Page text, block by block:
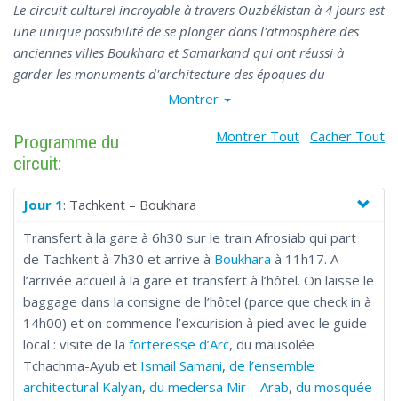
Le circuit culturel incroyable à travers Ouzbékistan à 4 jours est
une unique possibilité de se plonger dans l'atmosphère des
anciennes villes Boukhara et Samarkand qui ont réussi à
garder les monuments d'architecture des époques du
gouvernement de dynasties puissantes du Moyen Age. Le
célèbre place Reguistan - le centre de la capitale de l'empire
puissant fondé par Tamerlan, de l'ensemble Chakhi-Zinda, l'un
Kussam ibn Abbas, cousin d'un prophète Mukhammad, du
vous visiterez Saint Boukhara. Plus de deux mille ans, cette
ville, l'un des piliers de l'Islam a obtenu son apparence
exceptionnelle. Le mausolée Samanides, le minaret Kalyan, la
citadelle Arc et la bassin Lyabi-Khauz sont des constructions de
culte et sont les symboles de Boukhara.
Montrer
Programme du
circuit:
Montrer Tout Cacher Tout
Jour 1: Tachkent – Boukhara
Transfert à la gare à 6h30 sur le train Afrosiab qui part
de Tachkent à 7h30 et arrive à Boukhara à 11h17. A
l’arrivée accueil à la gare et transfert à l’hôtel. On laisse le
baggage dans la consigne de l’hôtel (parce que check in à
14h00) et on commence l’excurision à pied avec le guide
local : visite de la forteresse d’Arc, du mausolée
Tchachma-Ayub et Ismail Samani, de l’ensemble
architectural Kalyan, du medersa Mir – Arab, du mosquée